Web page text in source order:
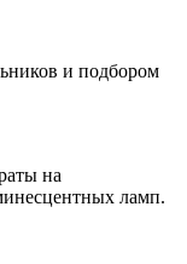
и подбором
на
ламп.